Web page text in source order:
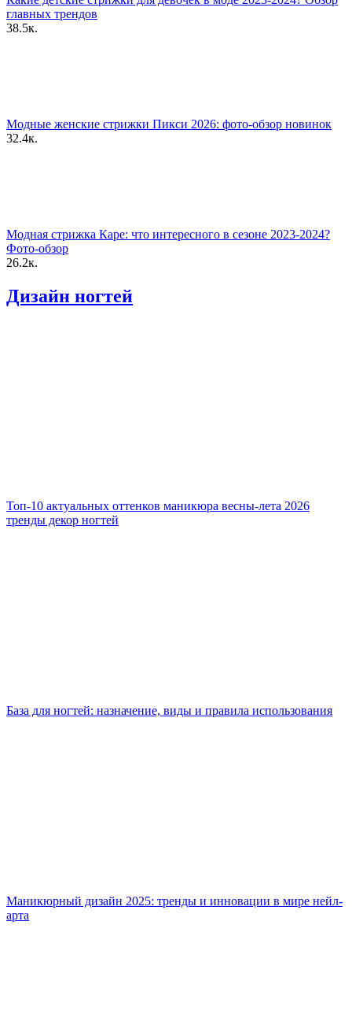
главных трендов
38.5к.
Модные женские стрижки Пикси 2026: фото-обзор новинок
32.4к.
Модная стрижка Каре: что интересного в сезоне 2023-2024?
Фото-обзор
26.2к.
Дизайн ногтей
Топ-10 актуальных оттенков маникюра весны-лета 2026
тренды декор ногтей
База для ногтей: назначение, виды и правила использования
Маникюрный дизайн 2025: тренды и инновации в мире нейл-
арта